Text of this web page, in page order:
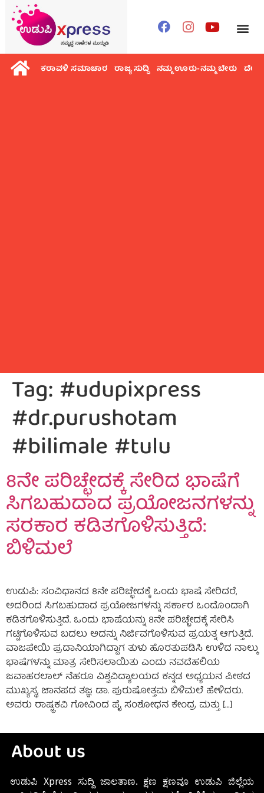
ಕರಾವಳಿ ಸಮಾಚಾರ ರಾಜ್ಯ ಸುದ್ದಿ ನಮ್ಮ ಊರು-ನಮ್ಮ ಬೇರು ದೇಶ
Tag:#udupixpress
#dr.purushotam
#bilimale #tulu
8ನೇ ಪರಿಚ್ಛೇದಕ್ಕೆ ಸೇರಿದ ಭಾಷೆಗೆ
ಸಿಗಬಹುದಾದ ಪ್ರಯೋಜನಗಳನ್ನು
ಸರಕಾರ ಕಡಿತಗೊಳಿಸುತ್ತಿದೆ:
ಬಿಳಿಮಲೆ
ಉಡುಪಿ: ಸಂವಿಧಾನದ 8ನೇ ಪರಿಚ್ಛೇದಕ್ಕೆ ಒಂದು ಭಾಷೆ ಸೇರಿದರೆ,
ಅದರಿಂದ ಸಿಗಬಹುದಾದ ಪ್ರಯೋಜಗಳನ್ನು ಸರ್ಕಾರ ಒಂದೊಂದಾಗಿ
ಕಡಿತಗೊಳಿಸುತ್ತಿದೆ. ಒಂದು ಭಾಷೆಯನ್ನು 8ನೇ ಪರಿಚ್ಛೇದಕ್ಕೆ ಸೇರಿಸಿ
ಗಟ್ಟಿಗೊಳಿಸುವ ಬದಲು ಅದನ್ನು ನಿರ್ಜಿವಗೊಳಿಸುವ ಪ್ರಯತ್ನ ಆಗುತ್ತಿದೆ.
ವಾಜಪೇಯಿ ಪ್ರದಾನಿಯಾಗಿದ್ದಾಗ ತುಳು ಹೊರತುಪಡಿಸಿ ಉಳಿದ ನಾಲ್ಕು
ಭಾಷೆಗಳನ್ನು ಮಾತ್ರ ಸೇರಿಸಲಾಯಿತು ಎಂದು ನವದೆಹಲಿಯ
ಜವಾಹರಲಾಲ್ ನೆಹರೂ ವಿಶ್ವವಿದ್ಯಾಲಯದ ಕನ್ನಡ ಅಧ್ಯಯನ ಪೀಠದ
ಮುಖ್ಯಸ್ಥ, ಜಾನಪದ ತಜ್ಞ ಡಾ. ಪುರುಷೋತ್ತಮ ಬಿಳಿಮಲೆ ಹೇಳಿದರು.
ಅವರು ರಾಷ್ಟ್ರಕವಿ ಗೋವಿಂದ ಪೈ ಸಂಶೋಧನ ಕೇಂದ್ರ ಮತ್ತು […]
About us
ಉಡುಪಿ Xpress ಸುದ್ದಿ ಜಾಲತಾಣ. ಕ್ಷಣ ಕ್ಷಣವೂ ಉಡುಪಿ ಜಿಲ್ಲೆಯ